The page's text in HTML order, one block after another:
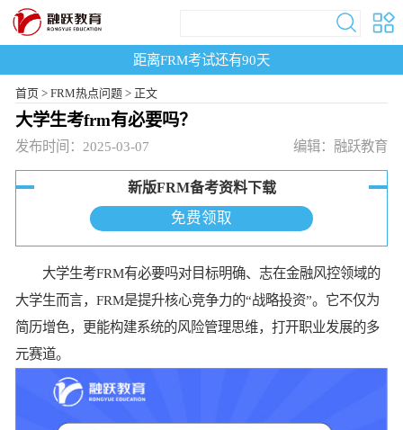
距离FRM考试还有90天
首页> FRM热点问题 > 正文
大学生考frm有必要吗？
发布时间：2025-03-07 编辑：融跃教育
新版FRM备考资料下载
免费领取
大学生考FRM有必要吗对目标明确、志在金融风控领域的
大学生而言，FRM是提升核心竞争力的“战略投资”。它不仅为
简历增色，更能构建系统的风险管理思维，打开职业发展的多
元赛道。